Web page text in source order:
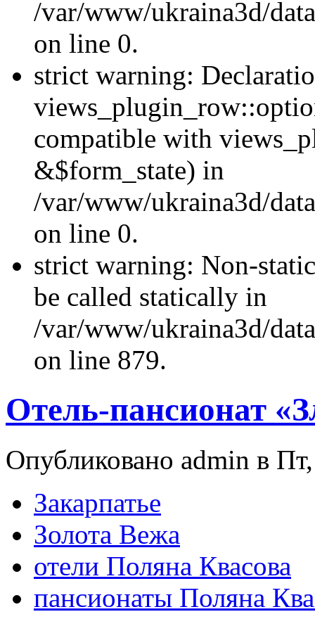
/var/www/ukraina3d/
on line 0.
strict warning:
compatible with
&$form_state) in
/var/www/ukraina3d/
on line 0.
strict warning: Non-
be called statically in
/var/www/ukraina3d/
on line 879.
Отель-пансионат
Опубликовано admin в
Закарпатье
Золота Вежа
отели Поляна Квасова
пансионаты Поляна